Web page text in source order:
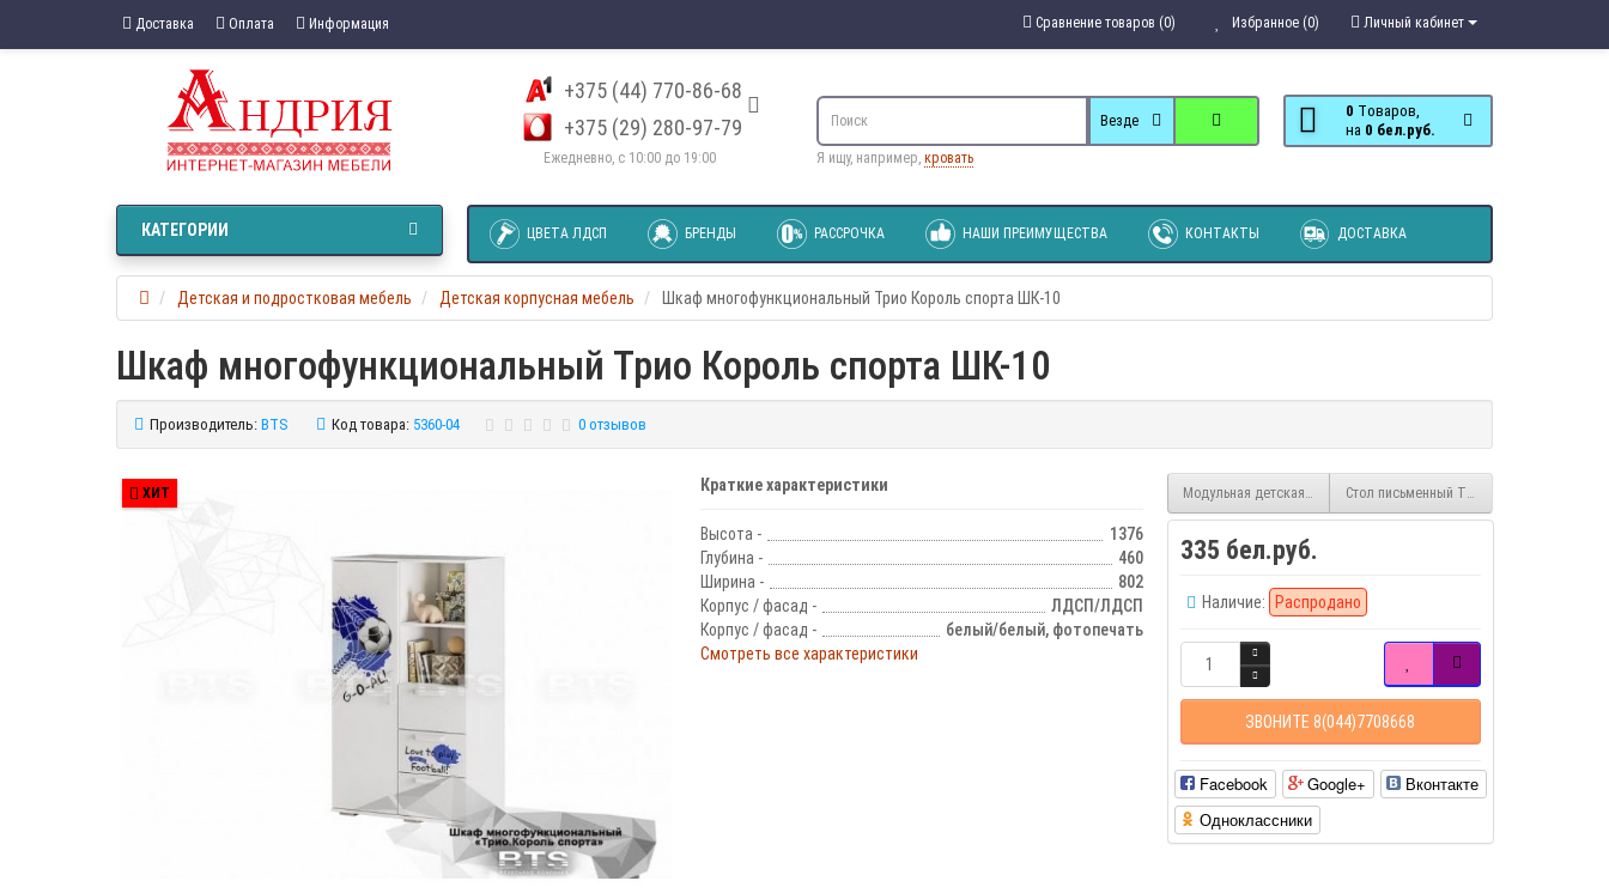
Доставка Оплата Информация Личный кабинет
Избранное (0)
Сравнение товаров (0)
+375 (44) 770-86-68
+375 (29) 280-97-79
Ежедневно, с 10:00 до 19:00
0 Tоваров,
на
0 бел.руб.
Везде
Я ищу, например, кровать
ЦВЕТА ЛДСП БРЕНДЫ РАССРОЧКА НАШИ ПРЕИМУЩЕСТВА КОНТАКТЫ ДОСТАВКА
КАТЕГОРИИ
Детская и подростковая мебель Детская корпусная мебель Шкаф многофункциональный Трио Король спорта ШК-10
Шкаф многофункциональный Трио Король спорта ШК-10
Производитель: BTS Код товара: 5360-04 0 отзывов
ХИТ Краткие характеристики
Высота -
1376
Глубина -
460
Ширина -
802
Корпус / фасад -
ЛДСП/ЛДСП
Корпус / фасад -
белый/белый, фотопечать
Смотреть все характеристики
Модульная детская Трио РапунцельСтол письменный Трио раздвижной ПС-03
335 бел.руб.
Наличие: Распродано
ЗВОНИТЕ 8(044)7708668
Facebook Google+
Вконтакте
Одноклассники